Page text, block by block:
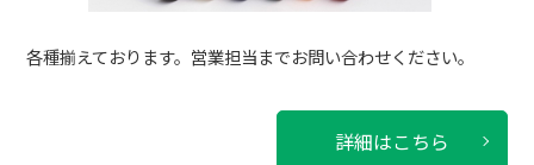
各種揃えております。営業担当までお問い合わせください。
詳細はこちら